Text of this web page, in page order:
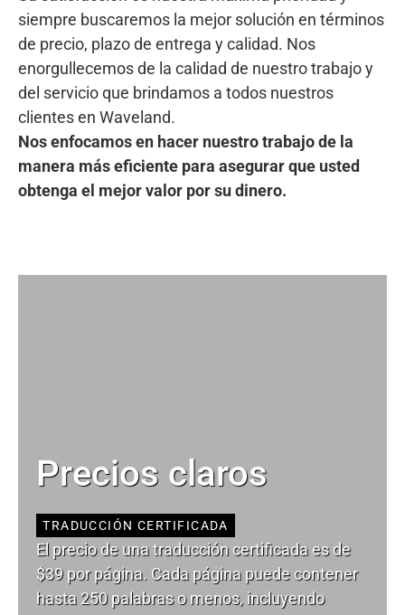
siempre buscaremos la mejor solución en términos
de precio, plazo de entrega y calidad. Nos
enorgullecemos de la calidad de nuestro trabajo y
del servicio que brindamos a todos nuestros
clientes en Waveland.
Nos enfocamos en hacer nuestro trabajo de la
manera más eficiente para asegurar que usted
obtenga el mejor valor por su dinero.
Precios claros
TRADUCCIÓN CERTIFICADA
El precio de una traducción certificada es de
$39 por página. Cada página puede contener
hasta 250 palabras o menos, incluyendo